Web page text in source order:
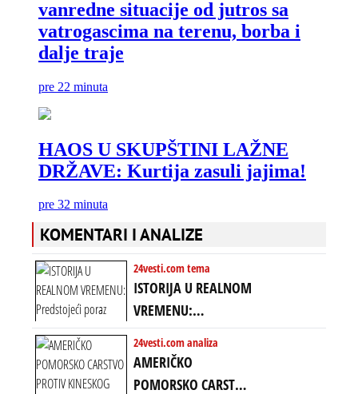
KOMENTARI I ANALIZE
24vesti.com tema
ISTORIJA U REALNOM
VREMENU:
Predstojeći poraz
Amerike u Iranu
uvodi eru
24vesti.com analiza
AMERIČKO
POMORSKO CARSTVO